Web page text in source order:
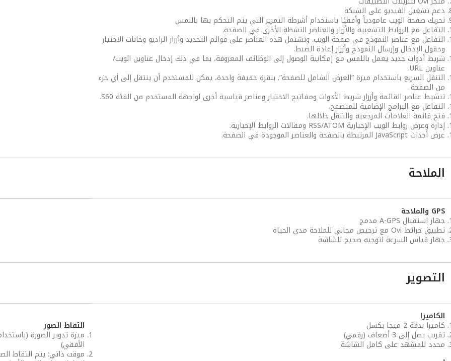
دعم تشغيل الفيديو على الشبكة
تحريك صفحة الويب عامودياً وأفقيًا باستخدام أشرطة التمرير التي يتم التحكم بها باللمس
التفاعل مع الروابط التشعبية والأزرار والعناصر النشطة الأخرى في الصفحة.
التفاعل مع عناصر النموذج في صفحة الويب. وتشتمل هذه العناصر على قوائم التحديد وأزرار الراديو وخانات الاختيار
وحقول الإدخال وإرسال النموذج وأزرار إعادة الضبط.
شريط أدوات جديد يعمل باللمس مع إمكانية الوصول إلى الوظائف المعروفة، بما في ذلك إدخال عناوين الويب/
عناوين URL.
التنقل السريع باستخدام ميزة “العرض الشامل للصفحة”. بنقرة خفيفة واحدة، يمكن للمستخدم أن ينتقل إلى أي جزء
من الصفحة.
تنشيط عناصر القائمة وأزرار شريط الأدوات ومفاتيح الاختيار وعناصر قياسية أخرى لواجهة المستخدم من الفئة S60.
التفاعل مع البرامج الإضافية للمتصفح.
فتح قائمة العلامات المرجعية والتنقل خلالها.
إدارة وعرض روابط الويب الإخبارية RSS/ATOM ومقالات الروابط الإخبارية.
عرض أحداث JavaScript المرتبطة بالصفحة والعناصر الموجودة في الصفحة.
الملاحة
GPS والملاحة
جهاز استقبال A-GPS مدمج
تطبيق خرائط Ovi مع ترخيص مجاني للملاحة مدى الحياة
جهاز قياس السرعة لتوجيه صحيح للشاشة
التصوير
الكاميرا
كاميرا بدقة 2 ميجا بكسل
تقريب يصل إلى 3 أضعاف (رقمي)
محدد للمشهد على كامل الشاشة
التقاط الصور
ميزة تدوير الصورة
الأفقي)
موقت ذاتي: يتم التقاط الصورة بعد 3